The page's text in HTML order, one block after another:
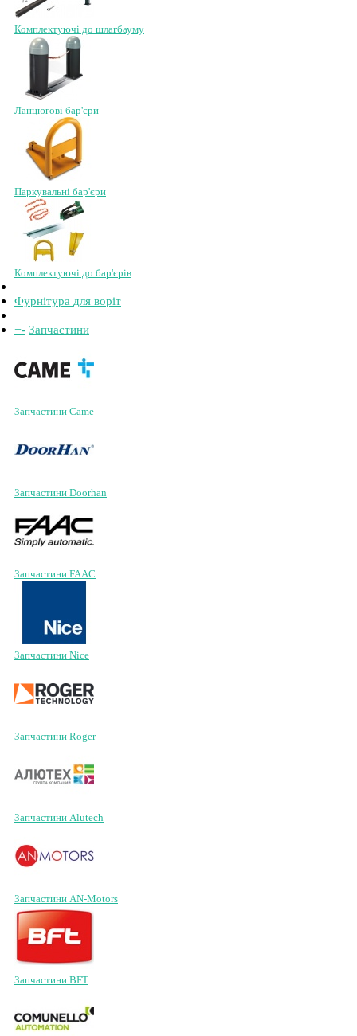
Комплектуючі до шлагбауму
Ланцюгові бар'єри
Паркувальні бар'єри
Комплектуючі до бар'єрів
Фурнітура для воріт
+- Запчастини
Запчастини Came
Запчастини Doorhan
Запчастини FAAC
Запчастини Nice
Запчастини Roger
Запчастини Alutech
Запчастини AN-Motors
Запчастини BFT